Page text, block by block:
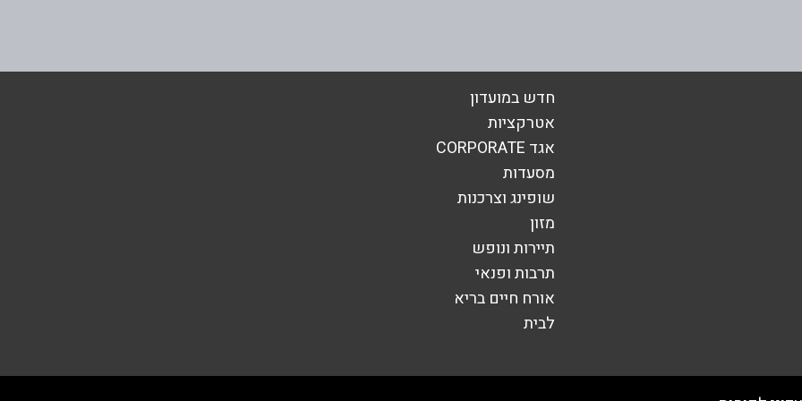
אימייל*
חדש במועדון
אטרקציות
אגד CORPORATE
מסעדות
שופינג וצרכנות
מזון
תיירות ונופש
תרבות ופנאי
אורח חיים בריא
לבית